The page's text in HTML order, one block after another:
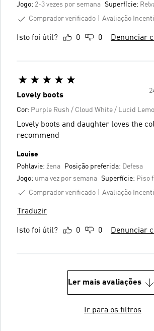
Jogo: 2-3 vezes por semana Superfície:
Comprador verificado
Avaliação
Isto foi útil? 0 0 Denunciar
Lovely boots
Cor: Purple Rush / Cloud White / Lucid
Lovely boots and daughter loves the
recommend
Louise
Pohlavie: žena Posição preferida: Defesa
Jogo: uma vez por semana Superfície: Piso
Comprador verificado
Avaliação
Traduzir
Isto foi útil? 0 0 Denunciar
Ler mais avaliações
Ir para os filtros